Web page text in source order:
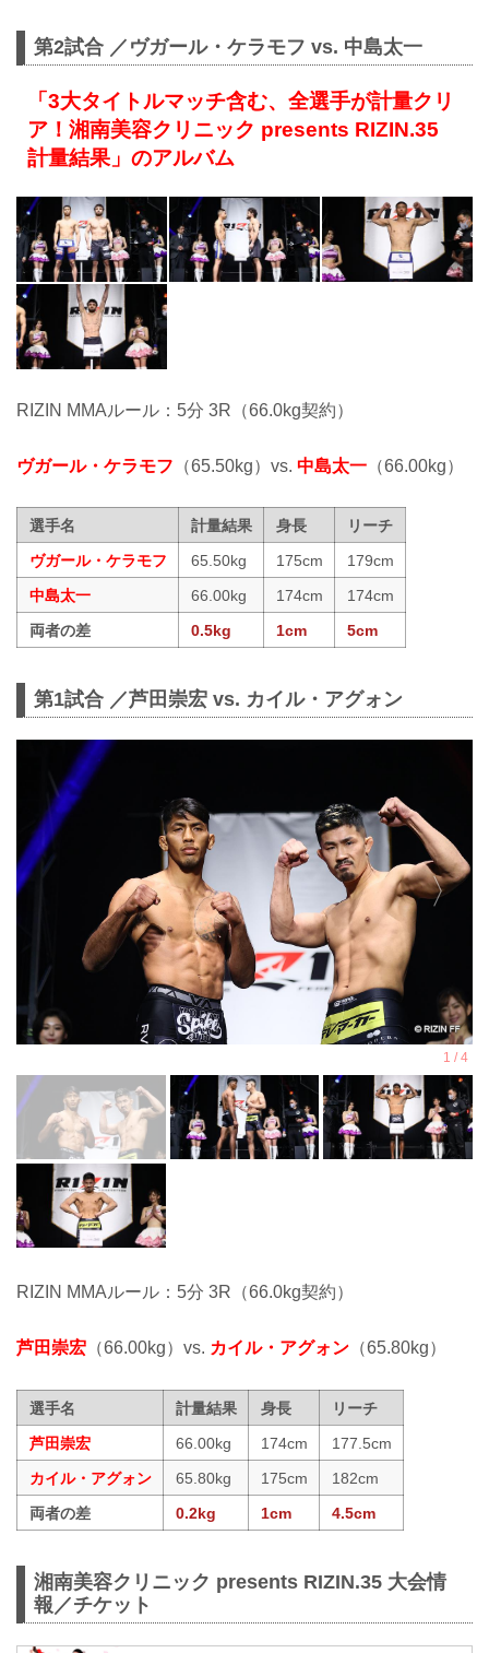
第2試合 ／ヴガール・ケラモフ vs. 中島太一
「3大タイトルマッチ含む、全選手が計量クリ
ア！湘南美容クリニック presents RIZIN.35
計量結果」のアルバム
RIZIN MMAルール：5分 3R（66.0kg契約）
ヴガール・ケラモフ （65.50kg）vs. 中島太一 （66.00kg）
選手名 計量結果 身長
リーチ
ヴガール・ケラモフ
65.50kg 175cm
179cm
中島太一
66.00kg 174cm
174cm
両者の差
0.5kg 1cm 5cm
第1試合 ／芦田崇宏 vs. カイル・アグォン
RIZIN MMAルール：5分 3R（66.0kg契約）
芦田崇宏 （66.00kg）vs. カイル・アグォン （65.80kg）
選手名 計量結果 身長
リーチ
芦田崇宏
66.00kg 174cm
177.5cm
カイル・アグォン
65.80kg 175cm
182cm
両者の差
0.2kg 1cm 4.5cm
湘南美容クリニック presents RIZIN.35 大会情
報／チケット